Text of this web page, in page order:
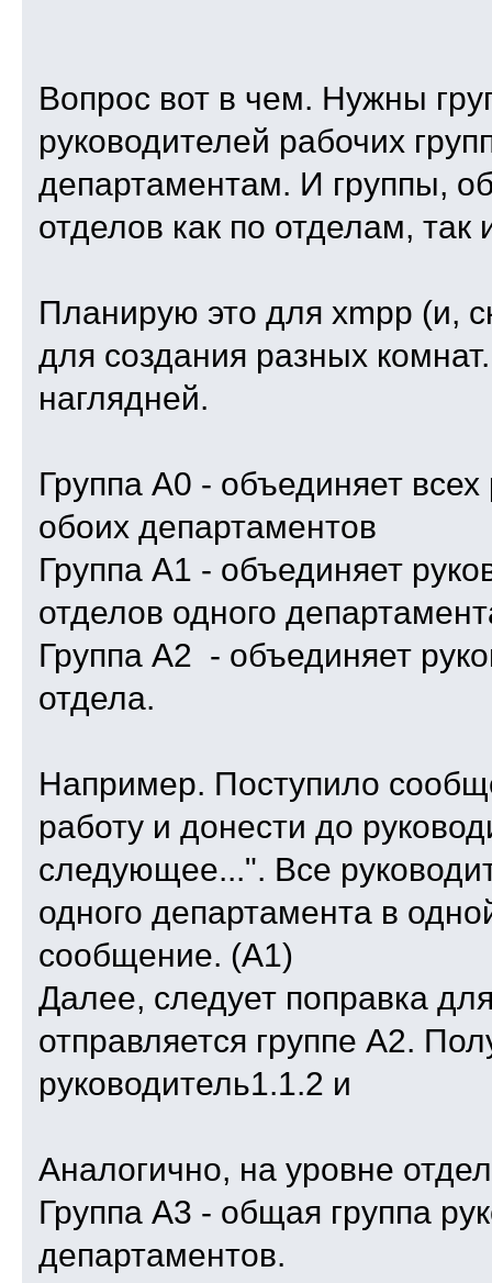
Вопрос вот в чем. Нужны
руководителей рабочих
департаментам. И группы,
отделов как по отделам,
Планирую это для xmpp (и,
для создания разных
наглядней.
Группа А0 - объединяет
обоих департаментов
Группа А1 - объединяет
отделов одного
Группа А2 - объединяет
отдела.
Например. Поступило
работу и донести до
следующее...". Все
одного департамента в
сообщение. (А1)
Далее, следует поправка
отправляется группе А2.
руководитель1.1.2 и
Аналогично, на уровне
Группа А3 - общая группа
департаментов.